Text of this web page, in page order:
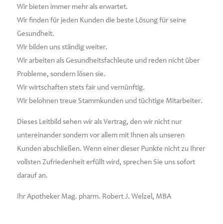
Wir bieten immer mehr als erwartet.
Wir finden für jeden Kunden die beste Lösung für seine
Gesundheit.
Wir bilden uns ständig weiter.
Wir arbeiten als Gesundheitsfachleute und reden nicht über
Probleme, sondern lösen sie.
Wir wirtschaften stets fair und vernünftig.
Wir belohnen treue Stammkunden und tüchtige Mitarbeiter.
Dieses Leitbild sehen wir als Vertrag, den wir nicht nur
untereinander sondern vor allem mit Ihnen als unseren
Kunden abschließen. Wenn einer dieser Punkte nicht zu Ihrer
vollsten Zufriedenheit erfüllt wird, sprechen Sie uns sofort
darauf an.
Ihr Apotheker Mag. pharm. Robert J. Welzel, MBA